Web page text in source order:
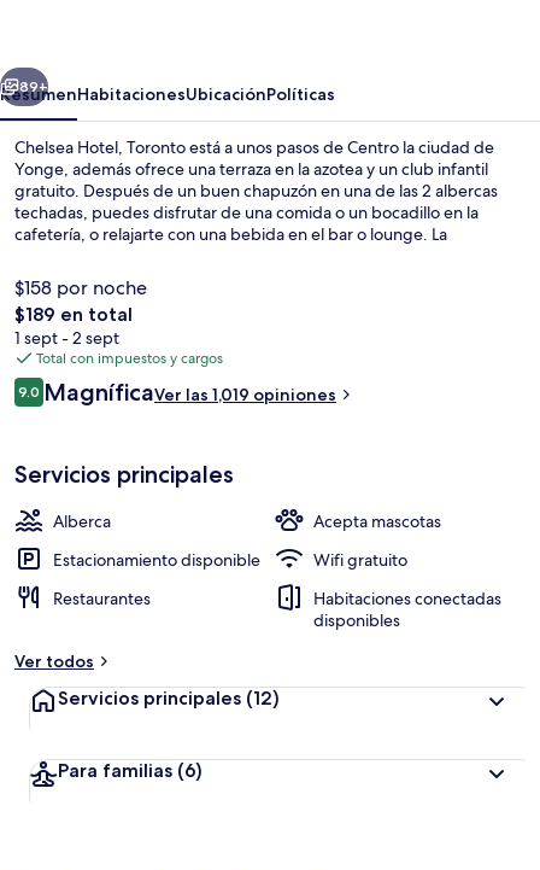
Siguiente
89+
ResumenHabitacionesUbicaciónPolíticas
Chelsea Hotel, Toronto está a unos pasos de Centro la ciudad de
Yonge, además ofrece una terraza en la azotea y un club infantil
gratuito. Después de un buen chapuzón en una de las 2 albercas
techadas, puedes disfrutar de una comida o un bocadillo en la
cafetería, o relajarte con una bebida en el bar o lounge. La
sauna. A otros visitantes les gusta la ubicación céntrica de la
propiedad por sus atractivos turísticos, y porque está a una corta
distancia a pie de algunas opciones de transporte público: Estación
de metro College está a 5 minutos y Parada de autobús Dundas St
West at Yonge St está a 5 minutos.
$158 por noche
El
precio
total
es
de
$189 en total
1 sept - 2 sept
Total con impuestos y cargos
Opiniones
9.09.0 de 10,
MagníficaVer las 1,019 opiniones
Servicios principales
Alberca
Acepta mascotas
Estacionamiento disponible
Wifi gratuito
Restaurantes
Habitaciones conectadas
disponibles
Ver todos
Servicios principales (12)
Para familias (6)